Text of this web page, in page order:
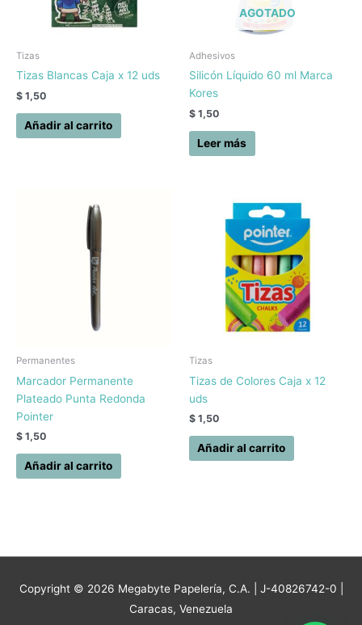
Tizas
Tizas Blancas Caja x 12 uds
$ 1,50
Añadir al carrito
AGOTADO
Adhesivos
Silicón Líquido 60 ml Marca
Kores
$ 1,50
Leer más
Permanentes
Marcador Permanente
Plateado Punta Redonda
Pointer
$ 1,50
Añadir al carrito
Tizas
Tizas de Colores Caja x 12
uds
$ 1,50
Añadir al carrito
Copyright © 2026 Megabyte Papelería, C.A. | J-40826742-0 |
Caracas, Venezuela